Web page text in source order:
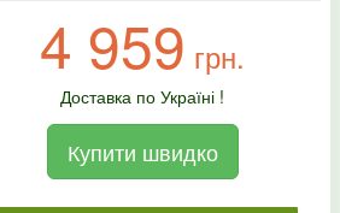
4 959 грн.
Доставка по Україні !
Купити швидко